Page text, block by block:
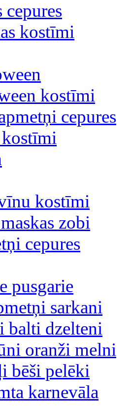
cepures
kostīmi
kostīmi
cepures
kostīmi
zobi
cepures
pusgarie
sarkani
balti dzelteni
oranži melni
bēši pelēki
karnevāla